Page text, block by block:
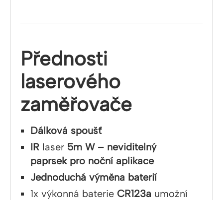
Přednosti
laserového
zaměřovače
Dálková spoušť
IR laser 5m W – neviditelný
paprsek pro noční aplikace
Jednoduchá výměna baterií
1x výkonná baterie CR123a umožní